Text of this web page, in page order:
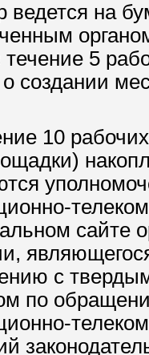
ведется на
течение 5
создании
10
сайте
с
по